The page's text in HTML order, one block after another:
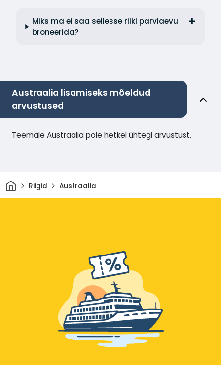
Miks ma ei saa sellesse riiki parvlaevu
broneerida?
Austraalia lisamiseks mõeldud
arvustused
Teemale Austraalia pole hetkel ühtegi arvustust.
Avaleht
Riigid Austraalia